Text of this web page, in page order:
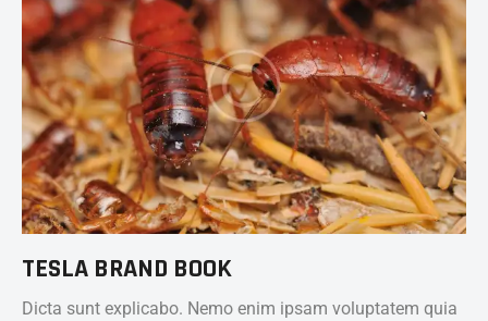
TESLA BRAND BOOK
Dicta sunt explicabo. Nemo enim ipsam voluptatem quia